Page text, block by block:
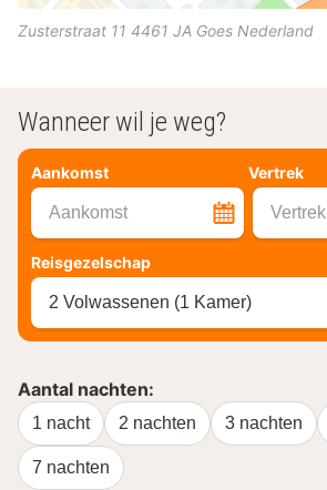
Zusterstraat 11 4461 JA Goes Nederland
Wanneer wil je weg?
Aankomst Vertrek
Aankomst Vertrek
Reisgezelschap
2 Volwassenen (1 Kamer)
Aantal nachten:
1 nacht 2 nachten 3 nachten
7 nachten